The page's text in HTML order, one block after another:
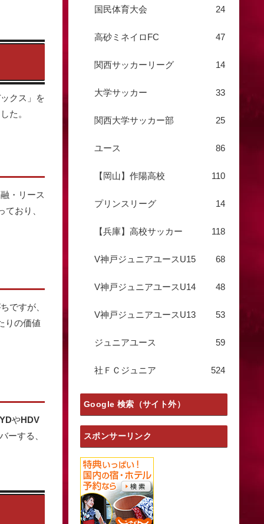
クス」を
た。
・リース
おり、
ですが、
りの価値
やHDV
ーする、
国民体育大会 24
高砂ミネイロFC 47
関西サッカーリーグ 14
大学サッカー 33
関西大学サッカー部 25
ユース 86
【岡山】作陽高校 110
プリンスリーグ 14
【兵庫】高校サッカー 118
V神戸ジュニアユースU15 68
V神戸ジュニアユースU14 48
V神戸ジュニアユースU13 53
ジュニアユース 59
社ＦＣジュニア 524
Google 検索（サイト外）
スポンサーリンク